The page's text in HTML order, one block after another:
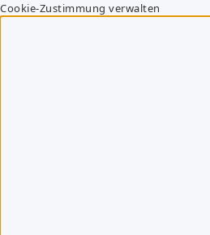
Cookie-Zustimmung verwalten